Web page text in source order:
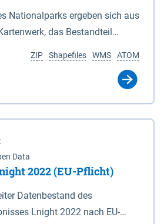
Nationalparks ergeben sich aus
das Bestandteil
1 : 100 000 (Anlage 2), 2.
Karte 1 : 5 000 (AK5) im
im Europäischen
1989 (ETRS 89) mit
Mercator-Abbildung
32 N (UTM 32N) dargestellt
gilt für die geografischen
ATOM
WMS
Shapefiles
ZIP
Data
2022 (EU-Pflicht)
Datenbestand des
Lnight 2022 nach EU-